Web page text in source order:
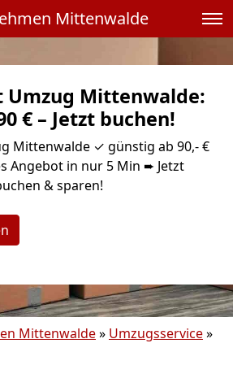
Mittenwalde
Umzug Mittenwalde:
€ – Jetzt buchen!
Mittenwalde ✓ günstig ab 90,- €
Angebot in nur 5 Min ➨ Jetzt
& sparen!
Mittenwalde» Umzugsservice»